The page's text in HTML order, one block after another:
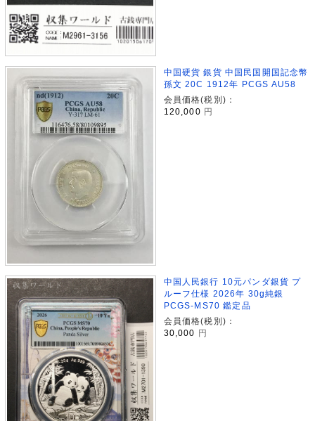
中国硬貨 銀貨 中国民国開国記念幣
孫文 20C 1912年 PCGS AU58
会員価格(税別)：
120,000 円
中国人民銀行 10元パンダ銀貨 プ
ルーフ仕様 2026年 30g純銀
PCGS-MS70 鑑定品
会員価格(税別)：
30,000
円